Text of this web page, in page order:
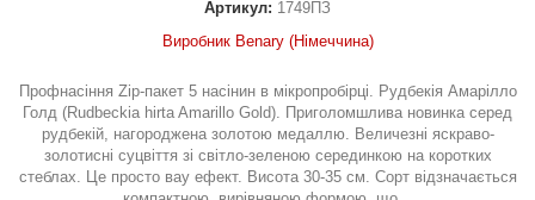
Артикул: 1749ПЗ
Виробник Benary (Німеччина)
Профнасіння Zip-пакет 5 насінин в мікропробірці. Рудбекія Амарілло
Голд (Rudbeckia hirta Amarillo Gold). Приголомшлива новинка серед
рудбекій, нагороджена золотою медаллю. Величезні яскраво-
золотисні суцвіття зі світло-зеленою серединкою на коротких
стеблах. Це просто вау ефект. Висота 30-35 см. Сорт відзначається